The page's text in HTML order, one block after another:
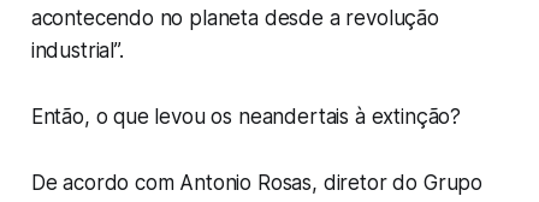
acontecendo no planeta desde a revolução
industrial”.
Então, o que levou os neandertais à extinção?
De acordo com Antonio Rosas, diretor do Grupo